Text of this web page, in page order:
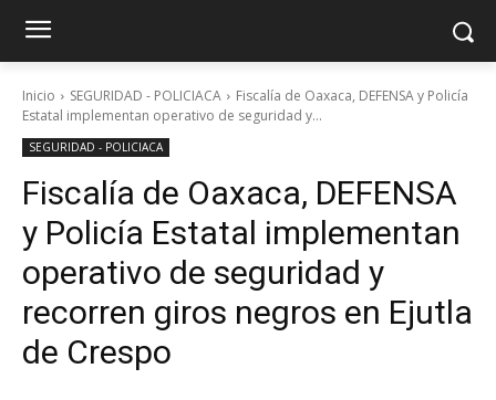
Inicio SEGURIDAD - POLICIACA
Fiscalía de Oaxaca, DEFENSA y Policía
Estatal implementan operativo de seguridad y...
SEGURIDAD - POLICIACA
Fiscalía de Oaxaca, DEFENSA
y Policía Estatal implementan
operativo de seguridad y
recorren giros negros en Ejutla
de Crespo